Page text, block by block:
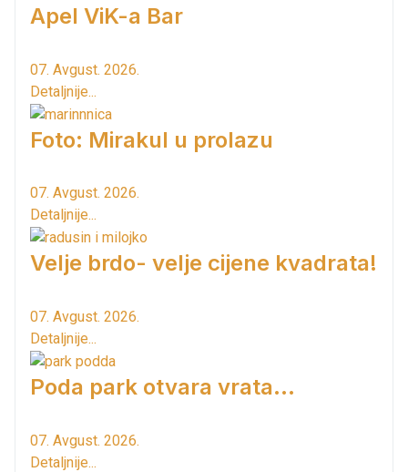
Apel ViK-a Bar
07. Avgust. 2026.
Detaljnije...
Foto: Mirakul u prolazu
07. Avgust. 2026.
Detaljnije...
Velje brdo- velje cijene kvadrata!
07. Avgust. 2026.
Detaljnije...
Poda park otvara vrata...
07. Avgust. 2026.
Detaljnije...